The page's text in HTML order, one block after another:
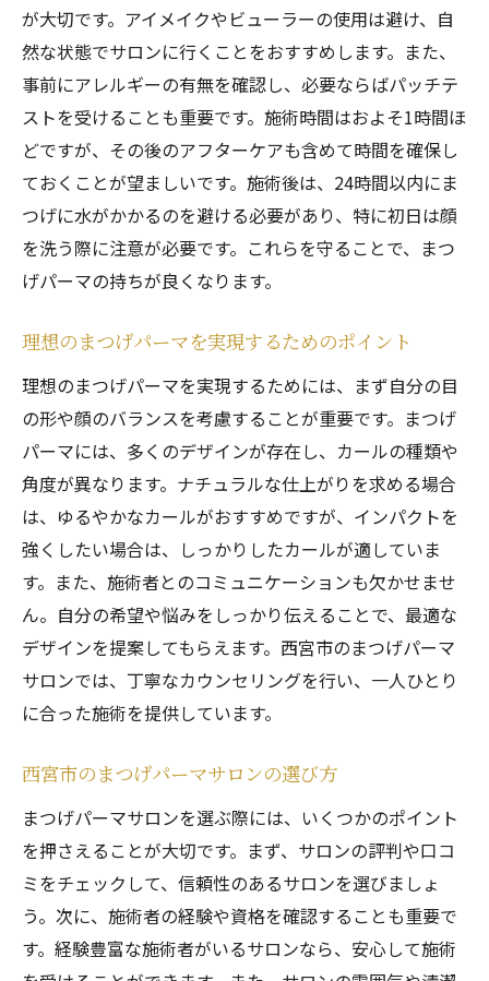
まつげパーマのデザイン選びのポイント
理想のまつげを実現するための注意点西宮市の
プロが教える
まつげパーマ施術前の注意点
施術中のリスクと対策
施術後のケアで気を付けるべきポイント
アレルギーや敏感肌の方へのアドバイス
まつげパーマの持ちを良くするための生活
西宮市のプロによるまつげパーマのアドバ
イス
西宮市のまつげパーマサロンで理想のまつげを
手に入れよう
まつげパーマで理想の目元を実現しよう
西宮市のサロンでの施術体験談と結果
理想のまつげパーマを持続させる方法
季節ごとのまつげケアのポイント
西宮市のおすすめサロンのサービス紹介
まつげパーマの最新トレンドとその効果
が大切です。アイメイクやビューラーの使用は避け、自
然な状態でサロンに行くことをおすすめします。また、
事前にアレルギーの有無を確認し、必要ならばパッチテ
ストを受けることも重要です。施術時間はおよそ1時間ほ
どですが、その後のアフターケアも含めて時間を確保し
ておくことが望ましいです。施術後は、24時間以内にま
つげに水がかかるのを避ける必要があり、特に初日は顔
を洗う際に注意が必要です。これらを守ることで、まつ
げパーマの持ちが良くなります。
理想のまつげパーマを実現するためのポイント
理想のまつげパーマを実現するためには、まず自分の目
の形や顔のバランスを考慮することが重要です。まつげ
パーマには、多くのデザインが存在し、カールの種類や
角度が異なります。ナチュラルな仕上がりを求める場合
は、ゆるやかなカールがおすすめですが、インパクトを
強くしたい場合は、しっかりしたカールが適していま
す。また、施術者とのコミュニケーションも欠かせませ
ん。自分の希望や悩みをしっかり伝えることで、最適な
デザインを提案してもらえます。西宮市のまつげパーマ
サロンでは、丁寧なカウンセリングを行い、一人ひとり
に合った施術を提供しています。
西宮市のまつげパーマサロンの選び方
まつげパーマサロンを選ぶ際には、いくつかのポイント
を押さえることが大切です。まず、サロンの評判や口コ
ミをチェックして、信頼性のあるサロンを選びましょ
う。次に、施術者の経験や資格を確認することも重要で
す。経験豊富な施術者がいるサロンなら、安心して施術